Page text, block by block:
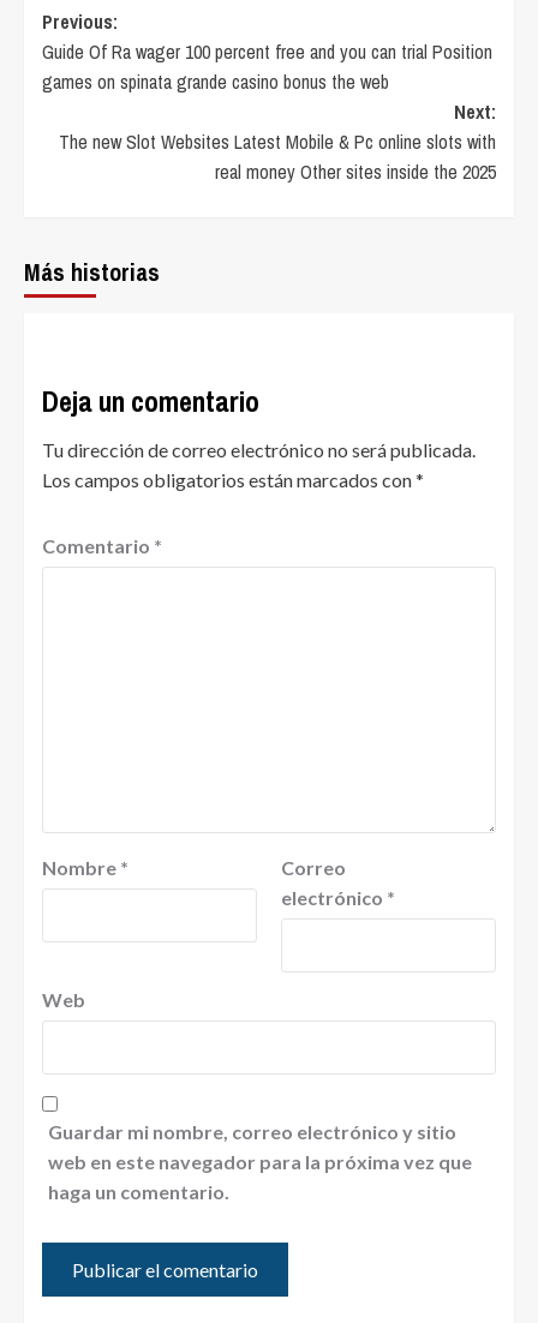
Post
navigation
Previous:
Guide Of Ra wager 100 percent free and you can trial Position
games on spinata grande casino bonus the web
Next:
The new Slot Websites Latest Mobile & Pc online slots with
real money Other sites inside the 2025
Más historias
Deja un comentario
Tu dirección de correo electrónico no será publicada.
Los campos obligatorios están marcados con*
Comentario *
Nombre *
Correo
electrónico *
Web
Guardar mi nombre, correo electrónico y sitio
web en este navegador para la próxima vez que
haga un comentario.